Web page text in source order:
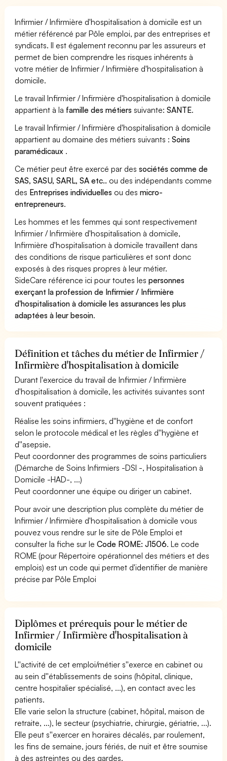
Infirmier / Infirmière d'hospitalisation à domicile est un
métier référencé par Pôle emploi, par des entreprises et
syndicats. Il est également reconnu par les assureurs et
permet de bien comprendre les risques inhérents à
votre métier de Infirmier / Infirmière d'hospitalisation à
domicile.
Le travail Infirmier / Infirmière d'hospitalisation à domicile
appartient à la famille des métiers suivante:SANTE.
Le travail Infirmier / Infirmière d'hospitalisation à domicile
appartient au domaine des métiers suivants :Soins
paramédicaux .
Ce métier peut être exercé par dessociétés comme de
SAS, SASU, SARL, SA etc.. ou des indépendants comme
des Entreprises individuelles ou desmicro-
entrepreneurs.
Les hommes et les femmes qui sont respectivement
Infirmier / Infirmière d'hospitalisation à domicile,
Infirmière d'hospitalisation à domicile travaillent dans
des conditions de risque particulières et sont donc
exposés à des risques propres à leur métier.
SideCare référence ici pour toutes lespersonnes
exerçant la profession de Infirmier / Infirmière
d'hospitalisation à domicile les assurances les plus
adaptées à leur besoin.
Définition et tâches du métier de Infirmier /
Infirmière d'hospitalisation à domicile
Durant l'exercice du travail de Infirmier / Infirmière
d'hospitalisation à domicile, les activités suivantes sont
souvent pratiquées :
Réalise les soins infirmiers, d''hygiène et de confort
selon le protocole médical et les règles d''hygiène et
d''asepsie.
Peut coordonner des programmes de soins particuliers
(Démarche de Soins Infirmiers -DSI -, Hospitalisation à
Domicile -HAD-, ...)
Peut coordonner une équipe ou diriger un cabinet.
Pour avoir une description plus complète du métier de
Infirmier / Infirmière d'hospitalisation à domicile vous
pouvez vous rendre sur le site de Pôle Emploi et
consulter la fiche sur leCode ROME: J1506. Le code
ROME (pour Répertoire opérationnel des métiers et des
emplois) est un code qui permet d'identifier de manière
précise par Pôle Emploi
Diplômes et prérequis pour le métier de
Infirmier / Infirmière d'hospitalisation à
domicile
L''activité de cet emploi/métier s''exerce en cabinet ou
au sein d''établissements de soins (hôpital, clinique,
centre hospitalier spécialisé, ...), en contact avec les
patients.
Elle varie selon la structure (cabinet, hôpital, maison de
retraite, ...), le secteur (psychiatrie, chirurgie, gériatrie, ...).
Elle peut s''exercer en horaires décalés, par roulement,
les fins de semaine, jours fériés, de nuit et être soumise
à des astreintes ou des gardes.